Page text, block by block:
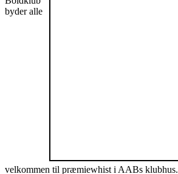
byder alle
velkommen til præmiewhist i AABs klubhus.